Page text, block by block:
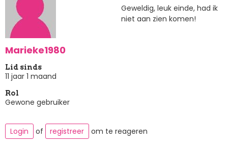
Marieke1980
Lid sinds
11 jaar 1 maand
Rol
Gewone gebruiker
Geweldig, leuk einde, had ik
niet aan zien komen!
Login of registreer om te reageren